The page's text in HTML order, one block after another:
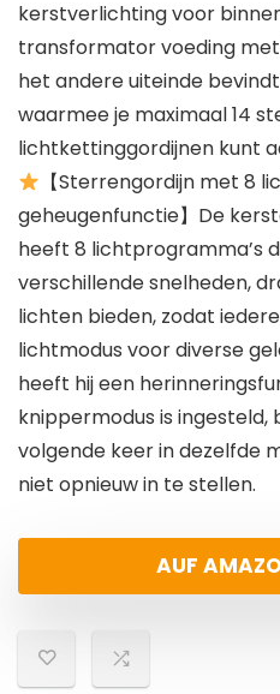
kerstverlichting voor
transformator voeding
het andere uiteinde
waarmee je maximaal 14
lichtkettinggordijnen kunt
【Sterrengordijn met 8
geheugenfunctie】De
heeft 8 lichtprogramma’s
verschillende snelheden,
lichten bieden, zodat
lichtmodus voor diverse
heeft hij een
knippermodus is
volgende keer in dezelfde
niet opnieuw in te stellen.
AUF